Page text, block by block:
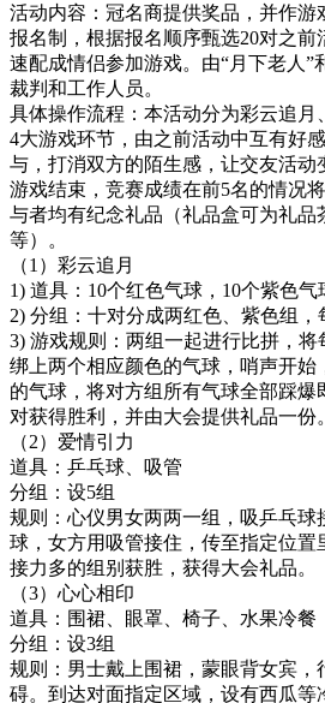
活动内容：冠名商提供奖品，并作游
报名制，根据报名顺序甄选20对之前
速配成情侣参加游戏。由“月下老人”
裁判和工作人员。
具体操作流程：本活动分为彩云追月
4大游戏环节，由之前活动中互有好
与，打消双方的陌生感，让交友活动
游戏结束，竞赛成绩在前5名的情况
与者均有纪念礼品（礼品盒可为礼品
等）。
（1）彩云追月
1) 道具：10个红色气球，10个紫色气
2) 分组：十对分成两红色、紫色组，
3) 游戏规则：两组一起进行比拼，
绑上两个相应颜色的气球，哨声开始
的气球，将对方组所有气球全部踩
对获得胜利，并由大会提供礼品一份。
（2）爱情引力
道具：乒乓球、吸管
分组：设5组
规则：心仪男女两两一组，吸乒乓球
球，女方用吸管接住，传至指定位置
接力多的组别获胜，获得大会礼品。
（3）心心相印
道具：围裙、眼罩、椅子、水果冷餐
分组：设3组
规则：男士戴上围裙，蒙眼背女宾，
碍。到达对面指定区域，设有西瓜等